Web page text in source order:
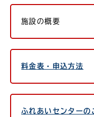
施設の概要
料金表・申込方法
ふれあいセンターの